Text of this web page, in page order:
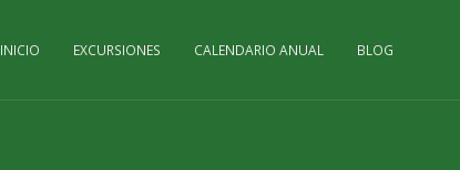
INICIO EXCURSIONES CALENDARIO ANUAL BLOG